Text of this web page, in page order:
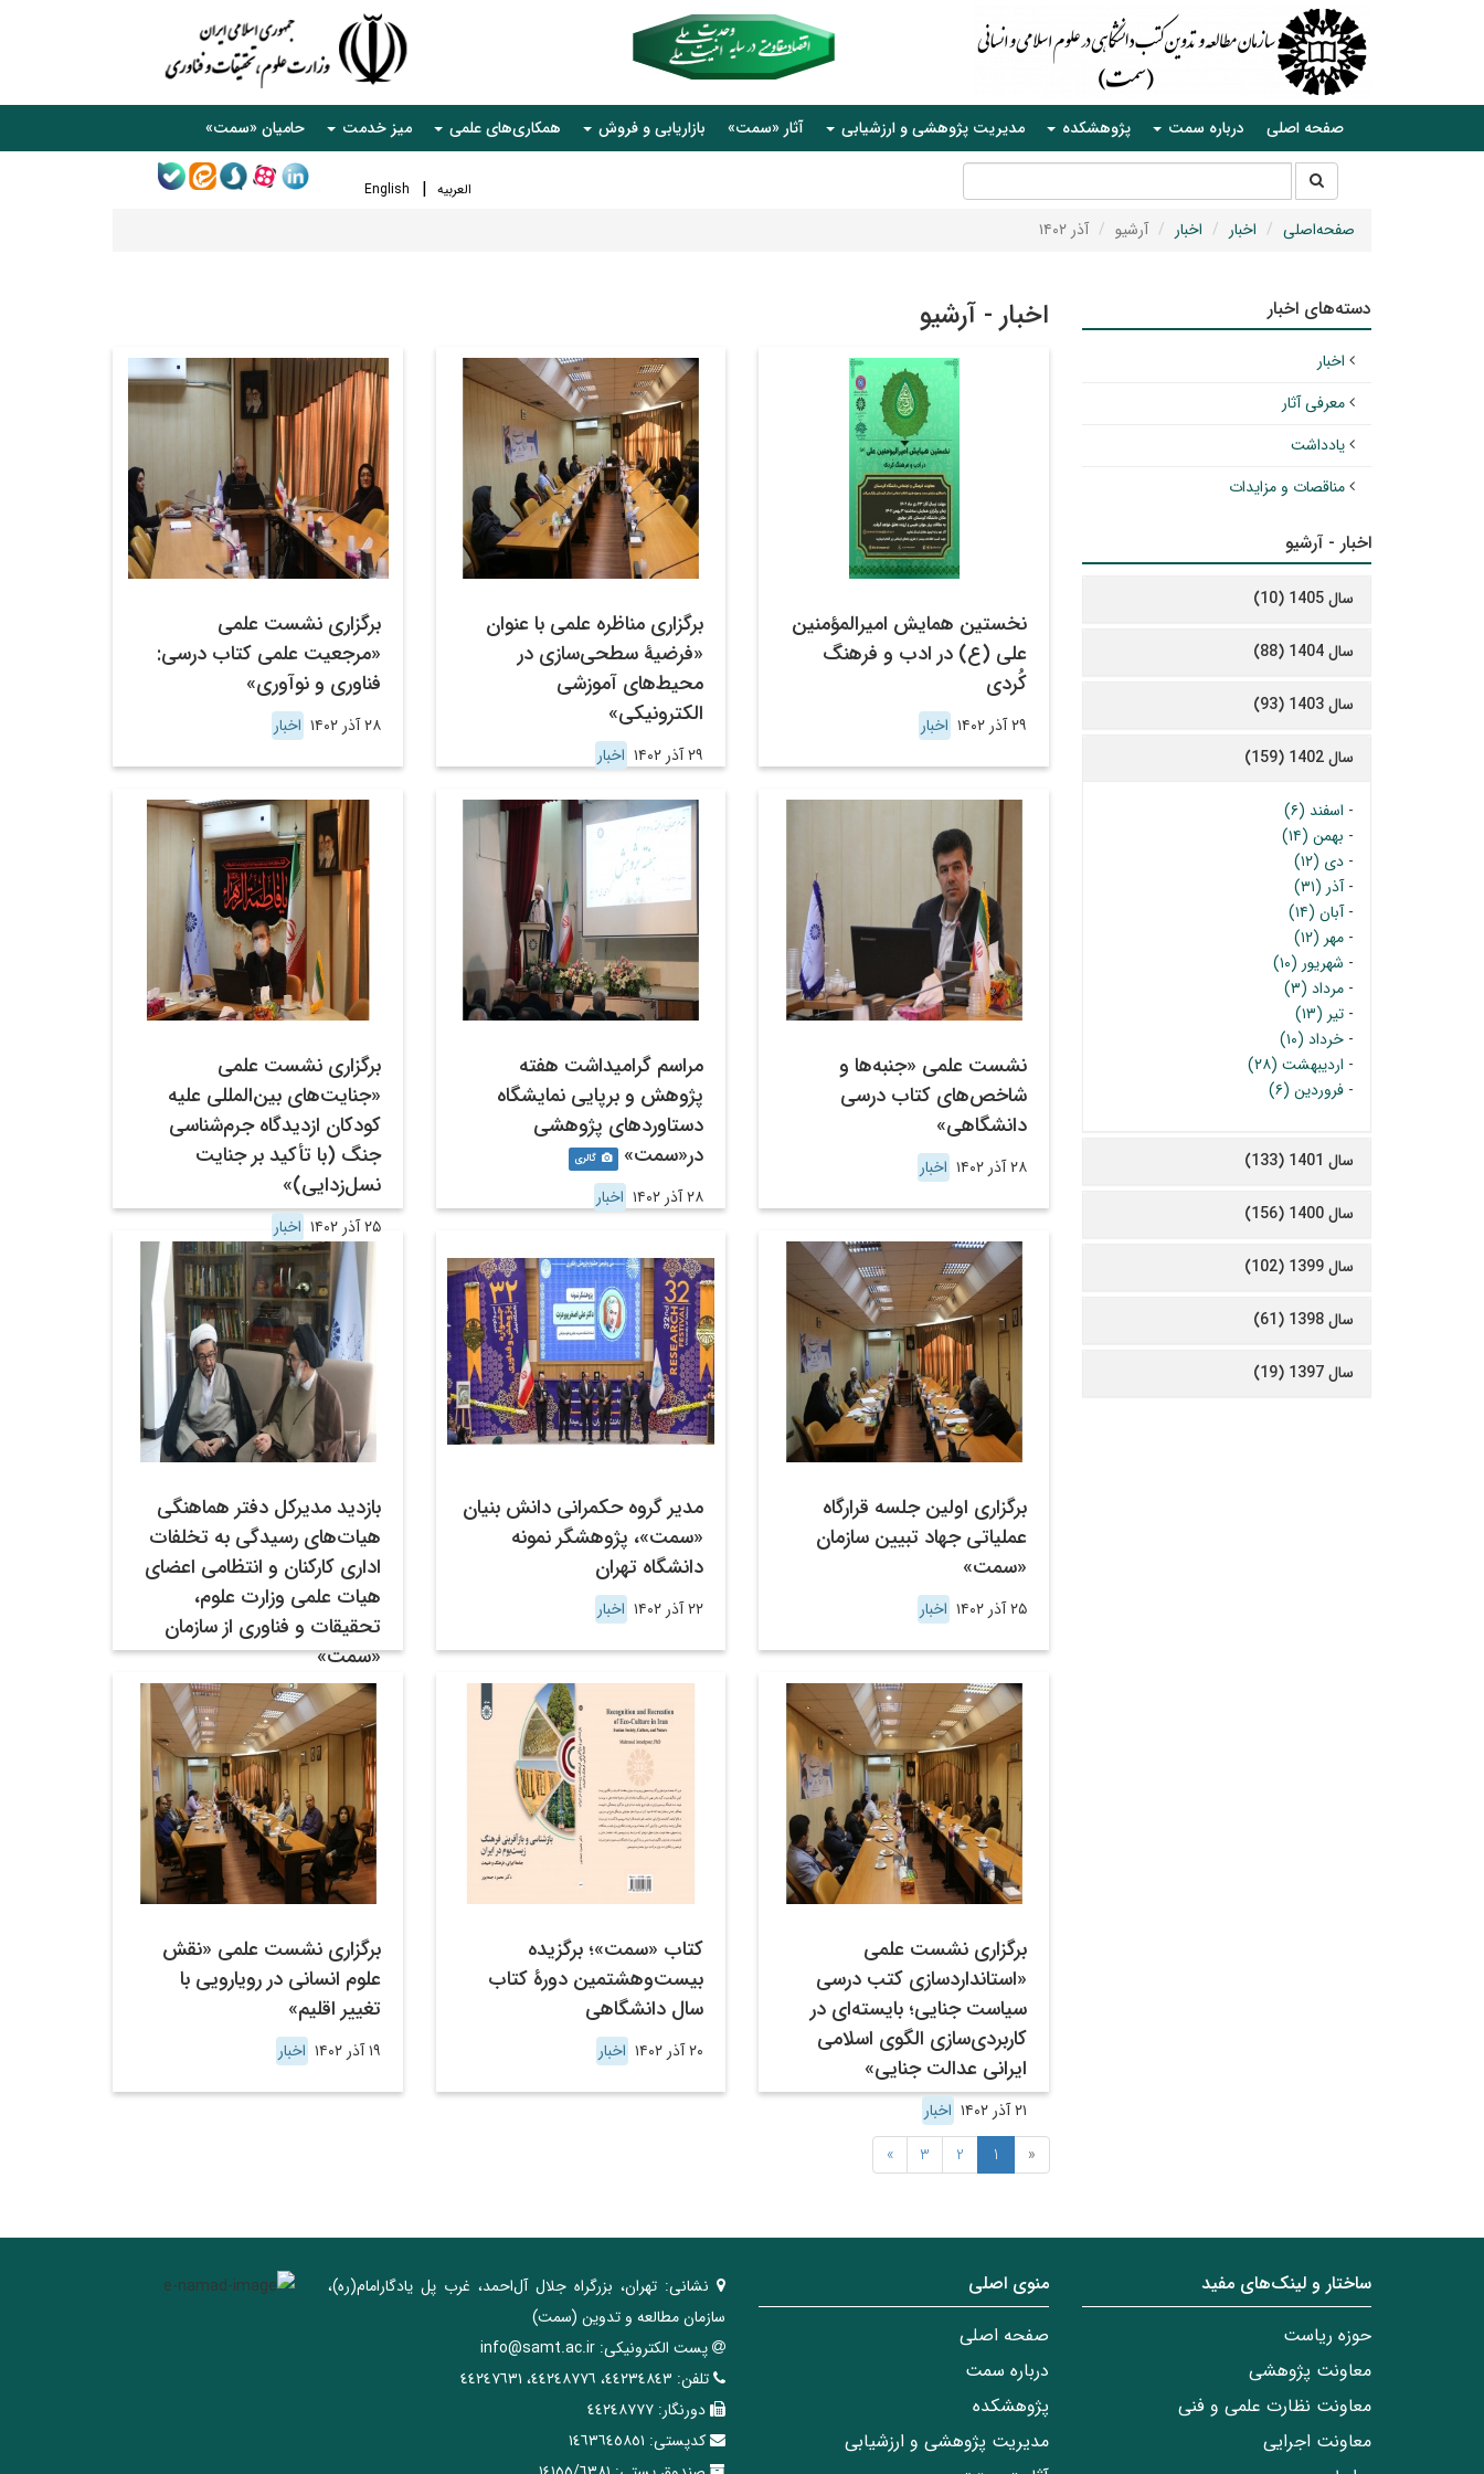
صفحه اصلی درباره سمت پژوهشکده مدیریت پژوهشی و ارزشیابی آثار «سمت» بازاریابی و فروش همکاری‌های علمی میز خدمت حامیان «سمت»
العربیه English جستجو
در
سایتصفحه‌اصلی اخبار اخبار آرشیو آذر ۱۴۰۲
اخبار - آرشیو
نخستین همایش امیرالمؤمنین
علی (ع) در ادب و فرهنگ
کُردی
۲۹ آذر ۱۴۰۲ اخبار
برگزاری مناظره علمی با عنوان
«فرضیۀ سطحی‌سازی در
محیط‌های آموزشی
الکترونیکی»
۲۹ آذر ۱۴۰۲ اخبار
برگزاری نشست علمی
«مرجعیت علمی کتاب درسی:
فناوری و نوآوری»
۲۸ آذر ۱۴۰۲ اخبار
نشست علمی «جنبه‌ها و
شاخص‌های کتاب درسی
دانشگاهی»
۲۸ آذر ۱۴۰۲ اخبار
مراسم گرامیداشت هفته
پژوهش و برپایی نمایشگاه
دستاوردهای پژوهشی
در«سمت»
گالری
۲۸ آذر ۱۴۰۲ اخبار
برگزاری نشست علمی
«جنایت‌های بین‌المللی علیه
کودکان ازدیدگاه جرم‌شناسی
جنگ (با تأکید بر جنایت
نسل‌زدایی)»
۲۵ آذر ۱۴۰۲ اخبار
برگزاری اولین جلسه قرارگاه
عملیاتی جهاد تبیین سازمان
«سمت»
۲۵ آذر ۱۴۰۲ اخبار
مدیر گروه حکمرانی دانش بنیان
«سمت»، پژوهشگر نمونه
دانشگاه تهران
۲۲ آذر ۱۴۰۲ اخبار
بازدید مدیرکل دفتر هماهنگی
هیات‌های رسیدگی به تخلفات
اداری کارکنان و انتظامی اعضای
هیات علمی وزارت علوم،
تحقیقات و فناوری از سازمان
«سمت»
۲۱ آذر ۱۴۰۲ اخبار
برگزاری نشست علمی
«استانداردسازی کتب درسی
سیاست جنایی؛ بایسته‌ای در
کاربردی‌سازی الگوی اسلامی
ایرانی عدالت جنایی»
۲۱ آذر ۱۴۰۲ اخبار
کتاب «سمت»؛ برگزیده
بیست‌وهشتمین دورۀ کتاب
سال دانشگاهی
۲۰ آذر ۱۴۰۲ اخبار
برگزاری نشست علمی «نقش
علوم انسانی در رویارویی با
تغییر اقلیم»
۱۹ آذر ۱۴۰۲ اخبار
«
1
2
3
»
دسته‌های اخبار
اخبار
معرفی آثار
یادداشت
مناقصات و مزایدات
اخبار - آرشیو
سال 1405 (10)
سال 1404 (88)
سال 1403 (93)
سال 1402 (159)
- اسفند (۶)
- بهمن (۱۴)
- دی (۱۲)
-آذر (۳۱)
-آبان (۱۴)
- مهر (۱۲)
- شهریور (۱۰)
- مرداد (۳)
- تیر (۱۳)
- خرداد (۱۰)
- اردیبهشت (۲۸)
- فروردین (۶)
سال 1401 (133)
سال 1400 (156)
سال 1399 (102)
سال 1398 (61)
سال 1397 (19)
ساختار‌‌ و‌‌ لینک‌های مفید
حوزه ریاست
معاونت پژوهشی
معاونت نظارت علمی و فنی
معاونت اجرایی
منوی اصلی
صفحه اصلی
درباره سمت
پژوهشکده
مدیریت پژوهشی و ارزشیابی
نشانی: تهران، ‌بزرگراه ‌جلال آل‌احمد، غرب پل يادگار‌امام(ره)‌،
سازمان مطالعه و تدوین‌ (سمت)
پست الکترونیکی: info@samt.ac.ir
تلفن: ٤٤٢٣٤٨٤٣، ٤٤٢٤٨٧٧٦، ٤٤٢٤٧٦٣١
دورنگار: ٤٤٢٤٨٧٧٧
کدپستی: ١٤٦٣٦٤٥٨٥١